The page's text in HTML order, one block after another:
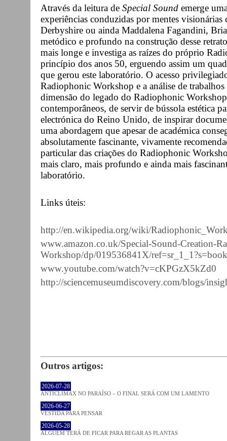
Através da leitura de Special Sound emerge
experiências conduzidas por mentes
Derbyshire ou ainda Maddalena Fagandini,
metódico e profundo na construção desse
mais longe e investiga as raízes do próprio
princípio dos anos 50, erguendo assim um
que gerou este laboratório. O acesso
Radiophonic Workshop e a análise de
dimensão do legado do Radiophonic
contemporâneos, de servir de bússola estética
electrónica do Reino Unido, de inspirar
uma abordagem que apesar de académica
absolutamente fascinante, vivamente
particular das criações do Radiophonic
mais claro, mais profundo e ainda mais
laboratório.
Links úteis:
http://en.wikipedia.org/wiki/
www.amazon.co.uk/Special-Sound-Creation-
Workshop/dp/019536841X/
www.youtube.com/watch?v=cKPGzX5kZd0
http://sciencemuseumdiscovery.com/blogs/
Outros artigos:
2026-07-28
ANTICLÍMAX NO PARAÍSO – O FINAL SERÁ COM UM LAMENTO
2026-06-27
VESTIDA PARA PENSAR
2026-05-28
ALGUÉM TERÁ DE FICAR PARA REGAR AS PLANTAS